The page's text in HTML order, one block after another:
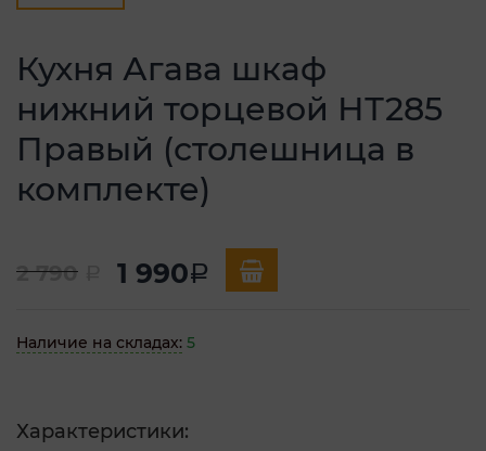
Кухня Агава шкаф
нижний торцевой НТ285
Правый (столешница в
комплекте)
2 790 1 990a
Наличие на складах: 5
Характеристики: